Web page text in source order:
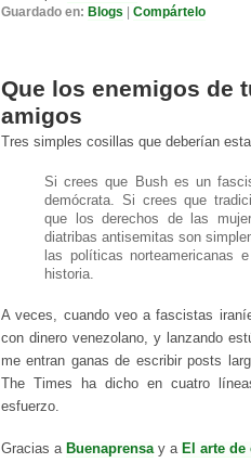
Guardado en: Blogs | Compártelo
Que los enemigos de
amigos
Tres simples cosillas que deberían
Si crees que Bush es un
demócrata. Si crees que
que los derechos de las
diatribas antisemitas son
las políticas norteamericanas
historia.
A veces, cuando veo a fascistas
con dinero venezolano, y lanzando
me entran ganas de escribir posts
The Times ha dicho en cuatro
esfuerzo.
Gracias a Buenaprensa y a El arte